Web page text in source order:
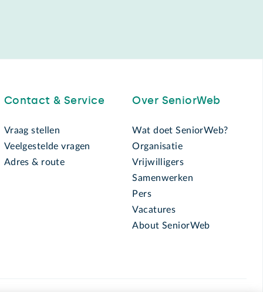
Contact & Service
Vraag stellen
Veelgestelde vragen
Adres & route
Over SeniorWeb
Wat doet SeniorWeb?
Organisatie
Vrijwilligers
Samenwerken
Pers
Vacatures
About SeniorWeb